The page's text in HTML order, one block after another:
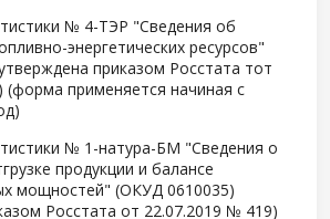
№ 4-ТЭР "Сведения об
энергетических ресурсов"
приказом Росстата тот
(форма применяется начиная с
№ 1-натура-БМ "Сведения о
продукции и балансе
мощностей" (ОКУД 0610035)
Росстата от 22.07.2019 № 419)